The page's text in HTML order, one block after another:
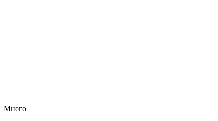
Много